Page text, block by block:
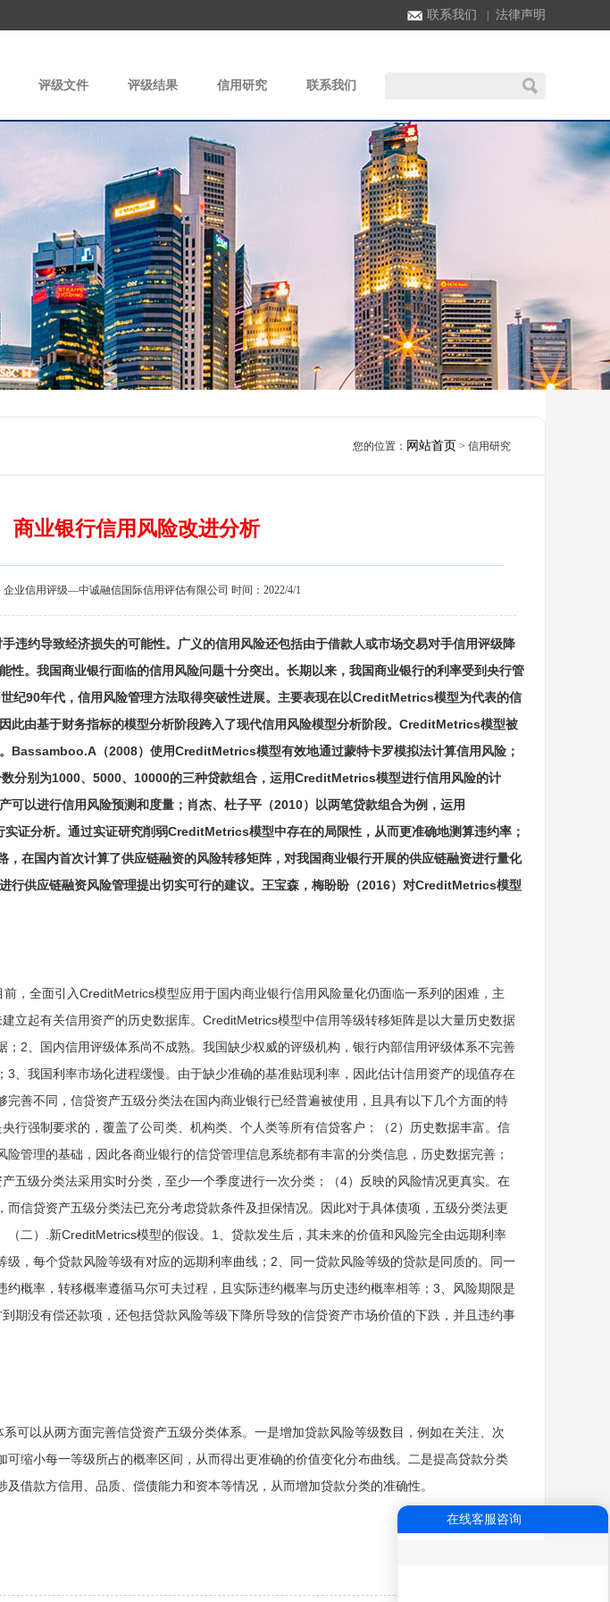
联系我们 法律声明
评级文件 评级结果 信用研究 联系我们
您的位置： 网站首页 > 信用研究
商业银行信用风险改进分析
企业信用评级—中诚融信国际信用评估有限公司 时间：2022/4/1
违约导致经济损失的可能性。广义的信用风险还包括由于借款人或市场交易对手信用评级降
性。我国商业银行面临的信用风险问题十分突出。长期以来，我国商业银行的利率受到央行管
纪90年代，信用风险管理方法取得突破性进展。主要表现在以CreditMetrics模型为代表的信
此由基于财务指标的模型分析阶段跨入了现代信用风险模型分析阶段。CreditMetrics模型被
Bassamboo.A（2008）使用CreditMetrics模型有效地通过蒙特卡罗模拟法计算信用风险；
分别为1000、5000、10000的三种贷款组合，运用CreditMetrics模型进行信用风险的计
可以进行信用风险预测和度量；肖杰、杜子平（2010）以两笔贷款组合为例，运用
证分析。通过实证研究削弱CreditMetrics模型中存在的局限性，从而更准确地测算违约率；
在国内首次计算了供应链融资的风险转移矩阵，对我国商业银行开展的供应链融资进行量化
行供应链融资风险管理提出切实可行的建议。王宝森，梅盼盼（2016）对CreditMetrics模型
前，全面引入CreditMetrics模型应用于国内商业银行信用风险量化仍面临一系列的困难，主
立起有关信用资产的历史数据库。CreditMetrics模型中信用等级转移矩阵是以大量历史数据
；2、国内信用评级体系尚不成熟。我国缺少权威的评级机构，银行内部信用评级体系不完善
、我国利率市场化进程缓慢。由于缺少准确的基准贴现利率，因此估计信用资产的现值存在
完善不同，信贷资产五级分类法在国内商业银行已经普遍被使用，且具有以下几个方面的特
行强制要求的，覆盖了公司类、机构类、个人类等所有信贷客户；（2）历史数据丰富。信
管理的基础，因此各商业银行的信贷管理信息系统都有丰富的分类信息，历史数据完善；
五级分类法采用实时分类，至少一个季度进行一次分类；（4）反映的风险情况更真实。在
信贷资产五级分类法已充分考虑贷款条件及担保情况。因此对于具体债项，五级分类法更
（二）.新CreditMetrics模型的假设。1、贷款发生后，其未来的价值和风险完全由远期利率
级，每个贷款风险等级有对应的远期利率曲线；2、同一贷款风险等级的贷款是同质的。同一
概率，转移概率遵循马尔可夫过程，且实际违约概率与历史违约概率相等；3、风险期限是
期没有偿还款项，还包括贷款风险等级下降所导致的信贷资产市场价值的下跌，并且违约事
可以从两方面完善信贷资产五级分类体系。一是增加贷款风险等级数目，例如在关注、次
缩小每一等级所占的概率区间，从而得出更准确的价值变化分布曲线。二是提高贷款分类
借款方信用、品质、偿债能力和资本等情况，从而增加贷款分类的准确性。
在线客服咨询